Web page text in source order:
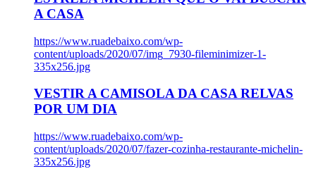
A CASA
https://www.ruadebaixo.com/wp-
content/uploads/2020/07/img_7930-fileminimizer-1-
335x256.jpg
VESTIR A CAMISOLA DA CASA RELVAS
POR UM DIA
https://www.ruadebaixo.com/wp-
content/uploads/2020/07/fazer-cozinha-restaurante-michelin-
335x256.jpg